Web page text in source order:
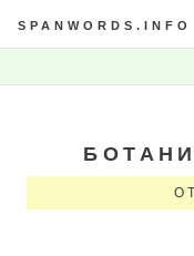
SPANWORDS.INFO